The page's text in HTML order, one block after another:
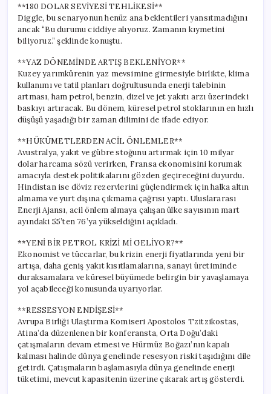
**180 DOLAR SEVİYESİ TEHLİKESİ**
Diggle, bu senaryonun henüz ana beklentileri yansıtmadığını
ancak “Bu durumu ciddiye alıyoruz. Zamanın kıymetini
biliyoruz.” şeklinde konuştu.
**YAZ DÖNEMİNDE ARTIŞ BEKLENİYOR**
Kuzey yarımkürenin yaz mevsimine girmesiyle birlikte, klima
kullanımı ve tatil planları doğrultusunda enerji talebinin
artması, ham petrol, benzin, dizel ve jet yakıtı arzı üzerindeki
baskıyı artıracak. Bu dönem, küresel petrol stoklarının en hızlı
düşüşü yaşadığı bir zaman dilimini de ifade ediyor.
**HÜKÜMETLERDEN ACİL ÖNLEMLER**
Avustralya, yakıt ve gübre stoğunu artırmak için 10 milyar
dolar harcama sözü verirken, Fransa ekonomisini korumak
amacıyla destek politikalarını gözden geçireceğini duyurdu.
Hindistan ise döviz rezervlerini güçlendirmek için halka altın
almama ve yurt dışına çıkmama çağrısı yaptı. Uluslararası
Enerji Ajansı, acil önlem almaya çalışan ülke sayısının mart
ayındaki 55’ten 76’ya yükseldiğini açıkladı.
**YENİ BİR PETROL KRİZİ Mİ GELİYOR?**
Ekonomist ve tüccarlar, bu krizin enerji fiyatlarında yeni bir
artışa, daha geniş yakıt kısıtlamalarına, sanayi üretiminde
duraksamalara ve küresel büyümede belirgin bir yavaşlamaya
yol açabileceği konusunda uyarıyorlar.
**RESSESYON ENDİŞESİ**
Avrupa Birliği Ulaştırma Komiseri Apostolos Tzitzikostas,
Atina’da düzenlenen bir konferansta, Orta Doğu’daki
çatışmaların devam etmesi ve Hürmüz Boğazı’nın kapalı
kalması halinde dünya genelinde resesyon riski taşıdığını dile
getirdi. Çatışmaların başlamasıyla dünya genelinde enerji
tüketimi, mevcut kapasitenin üzerine çıkarak artış gösterdi.